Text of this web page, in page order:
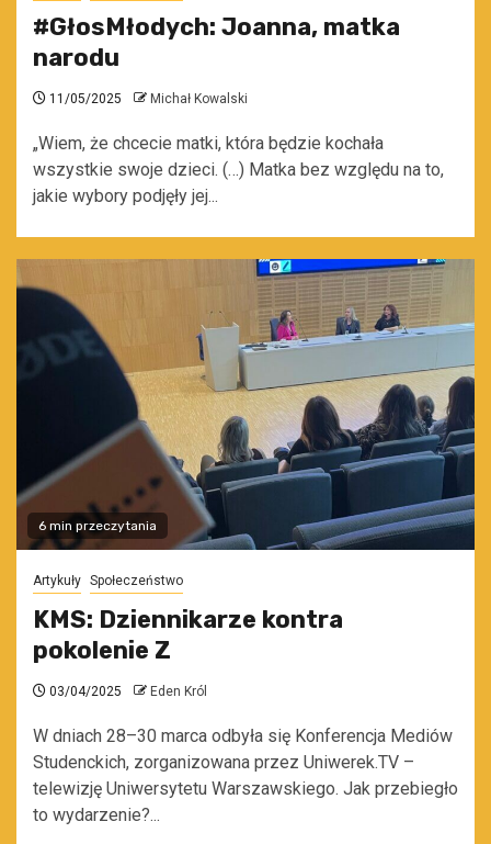
#GłosMłodych: Joanna, matka
narodu
11/05/2025 Michał Kowalski
„Wiem, że chcecie matki, która będzie kochała
wszystkie swoje dzieci. (…) Matka bez względu na to,
jakie wybory podjęły jej...
6 min przeczytania
Artykuły Społeczeństwo
KMS: Dziennikarze kontra
pokolenie Z
03/04/2025 Eden Król
W dniach 28–30 marca odbyła się Konferencja Mediów
Studenckich, zorganizowana przez Uniwerek.TV –
telewizję Uniwersytetu Warszawskiego. Jak przebiegło
to wydarzenie?...